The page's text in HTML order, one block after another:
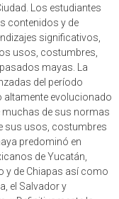
Los estudiantes
contenidos y de
significativos,
usos, costumbres,
mayas. La
del período
evolucionado
muchas de sus normas
sus usos, costumbres
predominó en
de Yucatán,
y de Chiapas así como
el Salvador y